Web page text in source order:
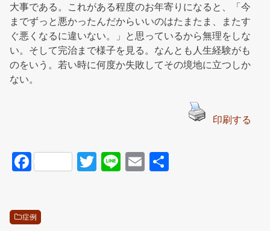
大事である。これがある程度のお年寄りになると、「今
までずっと悪かったんだからいいのはたまたま、またす
ぐ悪くなるに違いない。」と思っているから無理をしな
い。そして完治まで様子を見る。なんとも人生経験がも
のをいう。若い時に何度か失敗してその境地に立つしか
ない。
印刷する
F
e
T
Li
E
症例